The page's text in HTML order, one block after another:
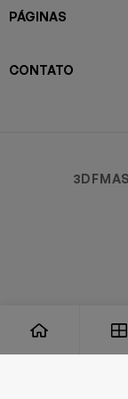
PÁGINAS
CONTATO